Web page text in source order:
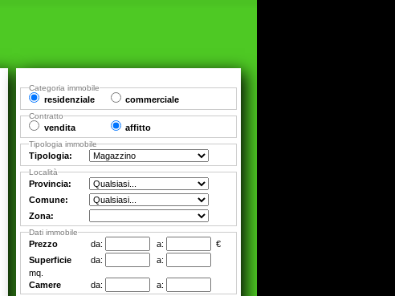
Categoria immobile
residenziale commerciale
Contratto
vendita affitto
Tipologia immobile
Tipologia:
Località
Provincia:
Comune:
Zona:
Dati immobile
Prezzo da: a:
€
Superficie
da:
a:
mq.
Camere
da: a: